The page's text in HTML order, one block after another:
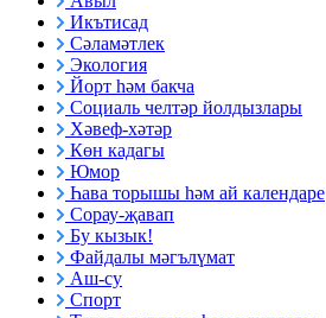
Икътисад
Сәламәтлек
Экология
Йорт һәм бакча
Социаль челтәр йолдызлары
Хәвеф-хәтәр
Көн кадагы
Юмор
Һава торышы һәм ай календаре
Сорау-җавап
Бу кызык!
Файдалы мәгълүмат
Аш-су
Спорт